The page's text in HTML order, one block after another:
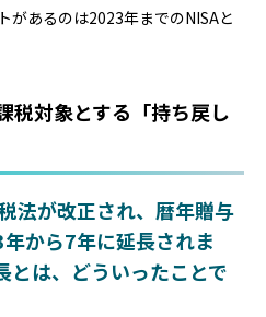
があるのは2023年までのNISAと
税対象とする「持ち戻し
税法が改正され、暦年贈与
から7年に延長されま
とは、どういったことで